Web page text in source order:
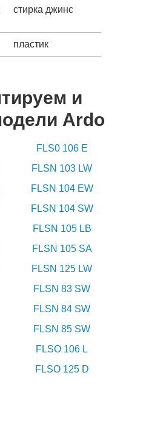
стирка джинс
пластик
и
Ardo
FLS0 106 E
FLSN 103 LW
FLSN 104 EW
FLSN 104 SW
FLSN 105 LB
FLSN 105 SA
FLSN 125 LW
FLSN 83 SW
FLSN 84 SW
FLSN 85 SW
FLSO 106 L
FLSO 125 D